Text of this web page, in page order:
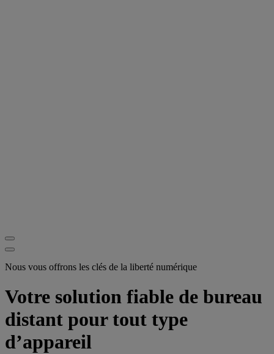
Nous vous offrons les clés de la liberté numérique
Votre solution fiable de bureau
distant pour tout type
d’appareil